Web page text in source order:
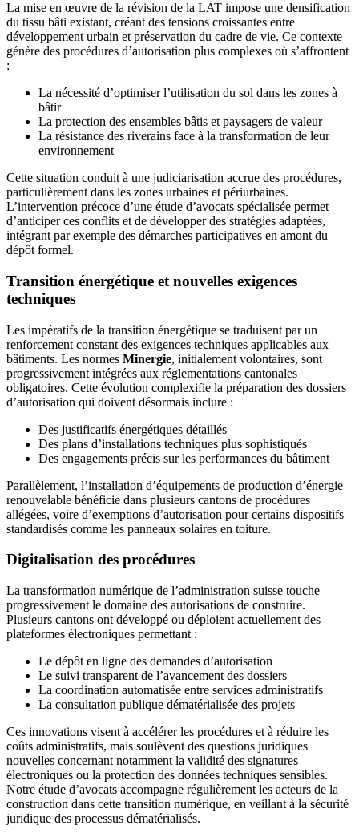
La mise en œuvre de la révision de la LAT impose une densification
du tissu bâti existant, créant des tensions croissantes entre
développement urbain et préservation du cadre de vie. Ce contexte
génère des procédures d’autorisation plus complexes où s’affrontent
:
La nécessité d’optimiser l’utilisation du sol dans les zones à
bâtir
La protection des ensembles bâtis et paysagers de valeur
La résistance des riverains face à la transformation de leur
environnement
Cette situation conduit à une judiciarisation accrue des procédures,
particulièrement dans les zones urbaines et périurbaines.
L’intervention précoce d’une étude d’avocats spécialisée permet
d’anticiper ces conflits et de développer des stratégies adaptées,
intégrant par exemple des démarches participatives en amont du
dépôt formel.
Transition énergétique et nouvelles exigences
techniques
Les impératifs de la transition énergétique se traduisent par un
renforcement constant des exigences techniques applicables aux
bâtiments. Les normes Minergie, initialement volontaires, sont
progressivement intégrées aux réglementations cantonales
obligatoires. Cette évolution complexifie la préparation des dossiers
d’autorisation qui doivent désormais inclure :
Des justificatifs énergétiques détaillés
Des plans d’installations techniques plus sophistiqués
Des engagements précis sur les performances du bâtiment
Parallèlement, l’installation d’équipements de production d’énergie
renouvelable bénéficie dans plusieurs cantons de procédures
allégées, voire d’exemptions d’autorisation pour certains dispositifs
standardisés comme les panneaux solaires en toiture.
Digitalisation des procédures
La transformation numérique de l’administration suisse touche
progressivement le domaine des autorisations de construire.
Plusieurs cantons ont développé ou déploient actuellement des
plateformes électroniques permettant :
Le dépôt en ligne des demandes d’autorisation
Le suivi transparent de l’avancement des dossiers
La coordination automatisée entre services administratifs
La consultation publique dématérialisée des projets
Ces innovations visent à accélérer les procédures et à réduire les
coûts administratifs, mais soulèvent des questions juridiques
nouvelles concernant notamment la validité des signatures
électroniques ou la protection des données techniques sensibles.
Notre étude d’avocats accompagne régulièrement les acteurs de la
construction dans cette transition numérique, en veillant à la sécurité
juridique des processus dématérialisés.